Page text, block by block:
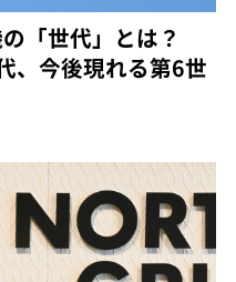
「世代」とは？
今後現れる第6世